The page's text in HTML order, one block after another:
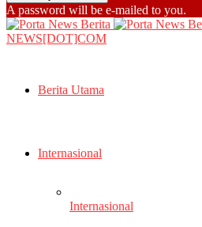
A password will be e-mailed to you.
NEWS[DOT]COM
Berita Utama
Internasional
Internasional